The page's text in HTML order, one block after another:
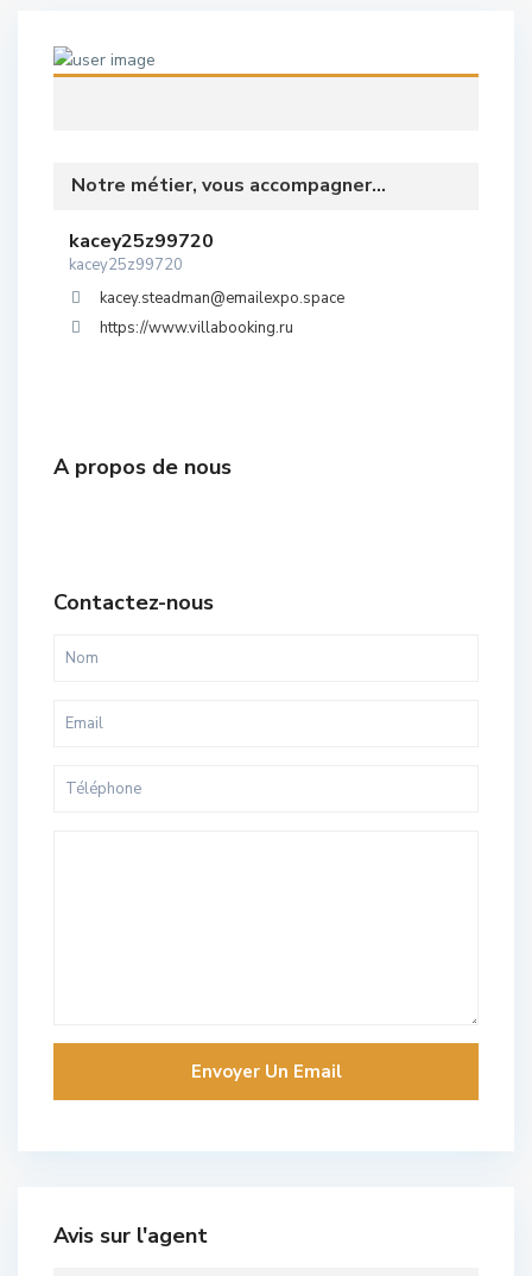
Notre métier, vous accompagner...
kacey25z99720
kacey25z99720
kacey.steadman@emailexpo.space
https://www.villabooking.ru
A propos de nous
Contactez-nous
Avis sur l'agent